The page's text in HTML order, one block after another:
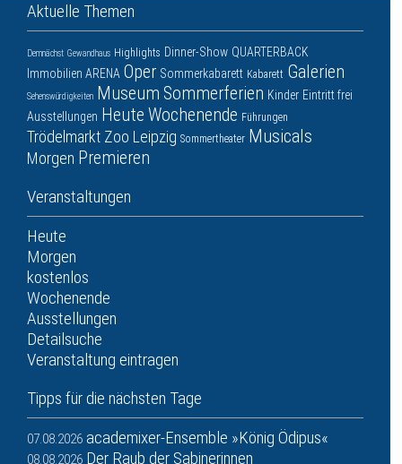
Aktuelle Themen
Demnächst Gewandhaus Highlights Dinner-Show QUARTERBACK
Immobilien ARENA Oper Sommerkabarett Kabarett Galerien
Sehenswürdigkeiten Museum Sommerferien Kinder Eintritt frei
Ausstellungen Heute Wochenende Führungen
Trödelmarkt Zoo Leipzig Sommertheater Musicals
Morgen Premieren
Veranstaltungen
Heute
Morgen
kostenlos
Wochenende
Ausstellungen
Detailsuche
Veranstaltung eintragen
Tipps für die nächsten Tage
07.08.2026 academixer-Ensemble »König Ödipus«
08.08.2026 Der Raub der Sabinerinnen